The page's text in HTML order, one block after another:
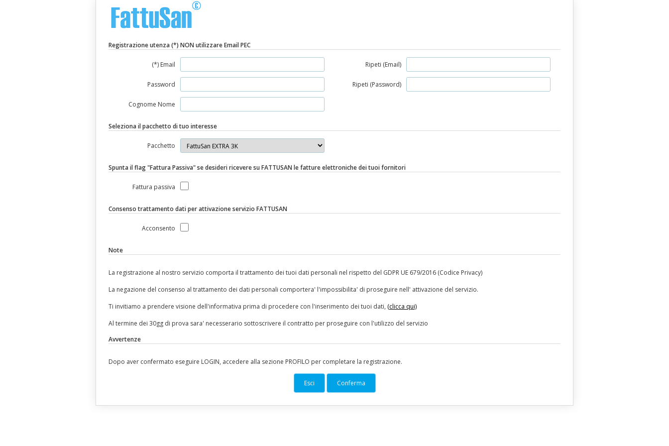
Registrazione utenza (*) NON utilizzare Email PEC
(*) Email Ripeti (Email)
Password Ripeti (Password)
Cognome Nome
Seleziona il pacchetto di tuo interesse
Pacchetto
Spunta il flag "Fattura Passiva" se desideri ricevere su FATTUSAN le fatture elettroniche dei tuoi fornitori
Fattura passiva
Consenso trattamento dati per attivazione servizio FATTUSAN
Acconsento
Note
La registrazione al nostro servizio comporta il trattamento dei tuoi dati personali nel rispetto del GDPR UE 679/2016 (Codice Privacy)
La negazione del consenso al trattamento dei dati personali comportera' l'impossibilita' di proseguire nell' attivazione del servizio.
Ti invitiamo a prendere visione dell'informativa prima di procedere con l'inserimento dei tuoi dati, (clicca qui)
Al termine dei 30gg di prova sara' necesserario sottoscrivere il contratto per proseguire con l'utilizzo del servizio
Avvertenze
Dopo aver confermato eseguire LOGIN, accedere alla sezione PROFILO per completare la registrazione.